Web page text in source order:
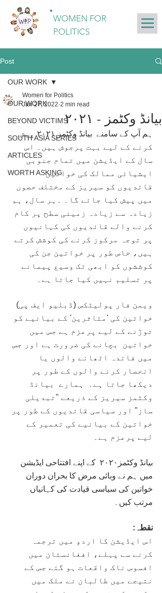
WOMEN FOR
POLITICS
Post
OUR WORK
BEYOND VICTIMS
SOUTH ASIA SERIES
ARTICLES
WORTH ASKING
OUR WORK
بیانڈ وکٹمز - ٢٠٢١
Women for Politics
Jan 27, 2022 2 min read
ہم آپ کے سامنے
بیانڈ وکٹمز ۲۰۲۱ پیش
کرنے کے لیے بہت پرجوش ہیں۔ اس
سال کے ایڈیشن میں تمام جنوبی
ایشیائی ممالک کی خواتین
قائدیوں کو سیریز کے مختلف حصوں
میں پیش کیا جائے گا۔ ۔ہر سال، ہم
زیادہ سے زیادہ زمینی سطح پر کام
کرنے والے قائدیوں کی کہانیوں
پر توجہ مرکوز کرنے کی کوشش کرتے
ہیں، خاص طور پر خواتین جن کی
کوششوں کو ابھی تک وسیع پیمانے
پر تسلیم نہیں کیا جاتا ہے۔
ویمن فار پولیٹکس (ڈبلیو ایف پی)
خواتین کی 'متاثرین' کے بیانیے کو
توڑنے کے لیے پرعزم ہے جس میں
خواتین  بچانے کی ضرورت ہے اور جس
میں فائدہ اٹھانے والوں یا
انحصار کرنے والوں کے طور پر
دیکھا جاتا ہے۔  ہمارے  بیانڈ
وکٹمز سیریز کے ذریعے "تبدیلی
ساز" اور سیاسی قائدیوں کے طور پر
خواتین کے بیانیے کی تعمیر کے
لیے پرعزم ہے۔
بیانڈ وکٹمز۲۰۲۰
کے اپنے افتتاحی ایڈیشن
میں ہم نے وبائی مرض کا بحران دوران
خواتین کی سیاسی قیادت کی کہانیاں
مرتب کیں۔
نقطہ:
اس ایڈیشن کا اردو میں ترجمہ
کرنے سے پہلے، افغانستان میں
افسوس ناک واقعات ہو گئے جس کے
نتیجے میں طالبان نے ملک میں